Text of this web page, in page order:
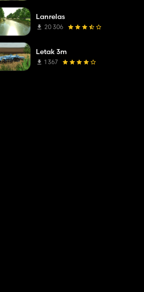
Lanrelas
20 306
Letak 3m
1 367